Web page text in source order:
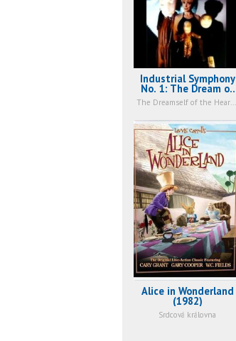
Industrial Symphony
No. 1: The Dream of
the Broken Hearted
(1990)
Alice in Wonderland
(1982)
Srdcová královna